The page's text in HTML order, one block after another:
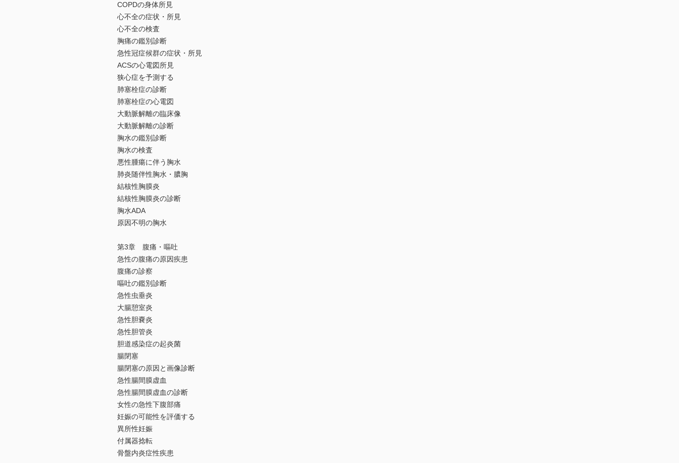
COPDの身体所見
心不全の症状・所見
心不全の検査
胸痛の鑑別診断
急性冠症候群の症状・所見
ACSの心電図所見
狭心症を予測する
肺塞栓症の診断
肺塞栓症の心電図
大動脈解離の臨床像
大動脈解離の診断
胸水の鑑別診断
胸水の検査
悪性腫瘍に伴う胸水
肺炎随伴性胸水・膿胸
結核性胸膜炎
結核性胸膜炎の診断
胸水ADA
原因不明の胸水
第3章 腹痛・嘔吐
急性の腹痛の原因疾患
腹痛の診察
嘔吐の鑑別診断
急性虫垂炎
大腸憩室炎
急性胆嚢炎
急性胆管炎
胆道感染症の起炎菌
腸閉塞
腸閉塞の原因と画像診断
急性腸間膜虚血
急性腸間膜虚血の診断
女性の急性下腹部痛
妊娠の可能性を評価する
異所性妊娠
付属器捻転
骨盤内炎症性疾患